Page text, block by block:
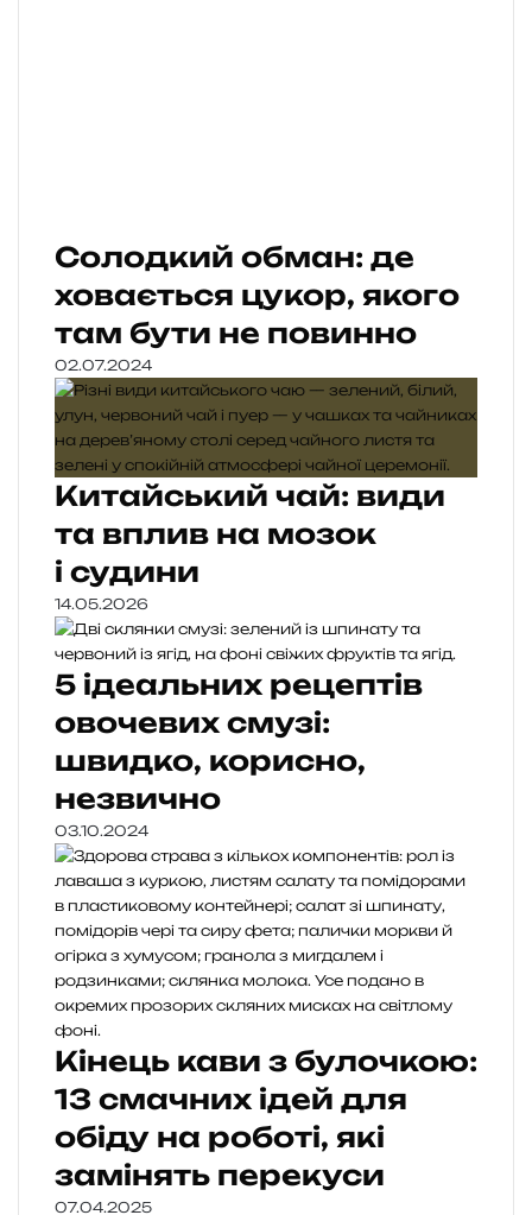
Солодкий обман: де
ховається цукор, якого
там бути не повинно
02.07.2024
Китайський чай: види
та вплив на мозок
і судини
14.05.2026
5 ідеальних рецептів
овочевих смузі:
швидко, корисно,
незвично
03.10.2024
Кінець кави з булочкою:
13 смачних ідей для
обіду на роботі, які
замінять перекуси
07.04.2025